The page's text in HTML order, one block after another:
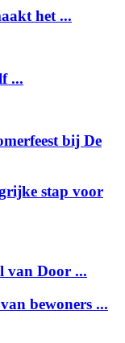
het ...
...
bij De
stap voor
van Door ...
bewoners ...